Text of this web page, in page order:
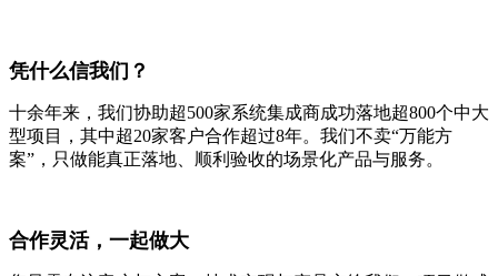
凭什么信我们？
十余年来，我们协助超500家系统集成商成功落地超800个中大
型项目，其中超20家客户合作超过8年。我们不卖“万能方
案”，只做能真正落地、顺利验收的场景化产品与服务。
合作灵活，一起做大